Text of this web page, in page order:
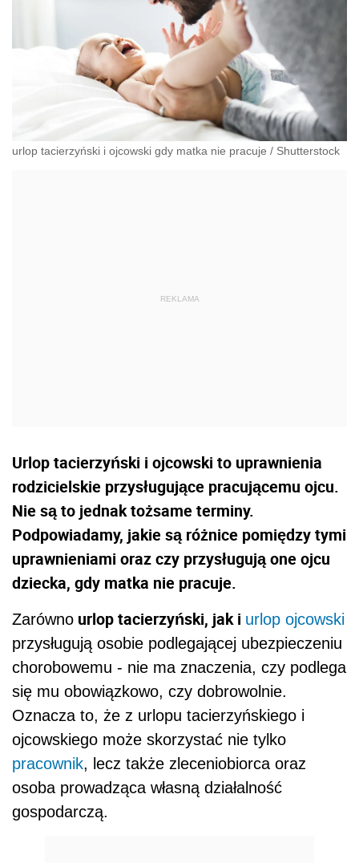
urlop tacierzyński i ojcowski gdy matka nie pracuje / Shutterstock
Urlop tacierzyński i ojcowski to uprawnienia
rodzicielskie przysługujące pracującemu ojcu.
Nie są to jednak tożsame terminy.
Podpowiadamy, jakie są różnice pomiędzy tymi
uprawnieniami oraz czy przysługują one ojcu
dziecka, gdy matka nie pracuje.
Zarówno urlop tacierzyński, jak i urlop ojcowski
przysługują osobie podlegającej ubezpieczeniu
chorobowemu - nie ma znaczenia, czy podlega
się mu obowiązkowo, czy dobrowolnie.
Oznacza to, że z urlopu tacierzyńskiego i
ojcowskiego może skorzystać nie tylko
pracownik, lecz także zleceniobiorca oraz
osoba prowadząca własną działalność
gospodarczą.